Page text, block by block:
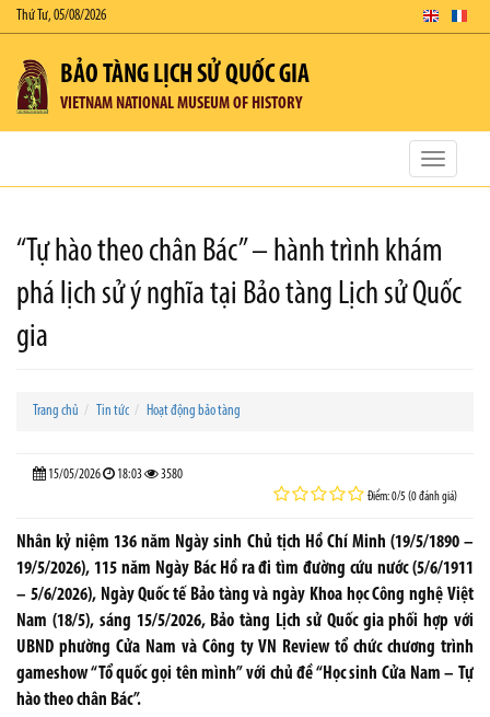
Thứ Tư, 05/08/2026
BẢO TÀNG LỊCH SỬ QUỐC GIA
VIETNAM NATIONAL MUSEUM OF HISTORY
Toggle
“Tự hào theo chân Bác” – hành trình khám
phá lịch sử ý nghĩa tại Bảo tàng Lịch sử Quốc
gia
Trang chủ Tin tức Hoạt động bảo tàng
15/05/2026 18:03 3580
Điểm: 0/5 (0 đánh giá)
Nhân kỷ niệm 136 năm Ngày sinh Chủ tịch Hồ Chí Minh (19/5/1890 –
19/5/2026), 115 năm Ngày Bác Hồ ra đi tìm đường cứu nước (5/6/1911
– 5/6/2026), Ngày Quốc tế Bảo tàng và ngày Khoa học Công nghệ Việt
Nam (18/5), sáng 15/5/2026, Bảo tàng Lịch sử Quốc gia phối hợp với
UBND phường Cửa Nam và Công ty VN Review tổ chức chương trình
gameshow “Tổ quốc gọi tên mình” với chủ đề “Học sinh Cửa Nam – Tự
hào theo chân Bác”.